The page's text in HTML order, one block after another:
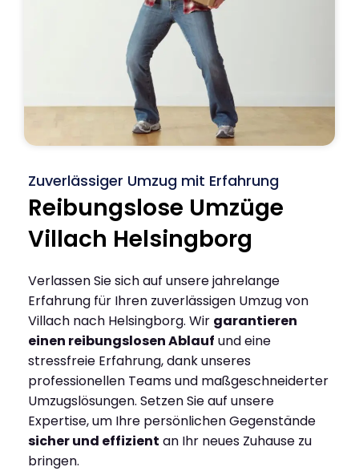
Zuverlässiger Umzug mit Erfahrung
Reibungslose Umzüge
Villach Helsingborg
Verlassen Sie sich auf unsere jahrelange
Erfahrung für Ihren zuverlässigen Umzug von
Villach nach Helsingborg. Wir garantieren
einen reibungslosen Ablauf und eine
stressfreie Erfahrung, dank unseres
professionellen Teams und maßgeschneiderter
Umzugslösungen. Setzen Sie auf unsere
Expertise, um Ihre persönlichen Gegenstände
sicher und effizient an Ihr neues Zuhause zu
bringen.